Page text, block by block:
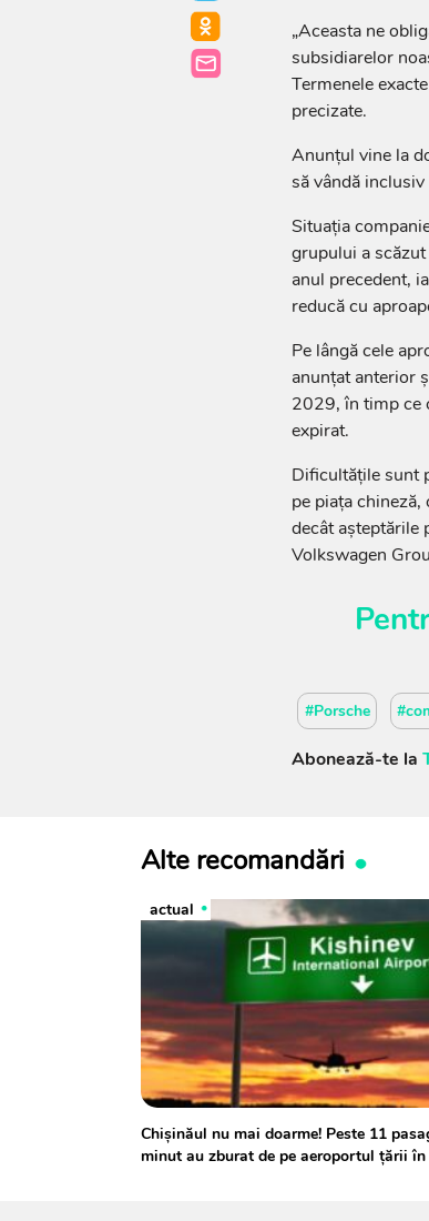
„Aceasta ne
subsidiarelor
Termenele
precizate.
Anunțul vine la
să vândă
Situația
grupului a
anul precedent,
reducă cu
Pe lângă cele
anunțat anterior
2029, în timp ce
expirat.
Dificultățile sunt
pe piața
decât așteptările
Volkswagen
#Porsche
Abonează-te la
Alte recomandări
actual
Chișinăul nu mai doarme! Peste 11
minut au zburat de pe aeroportul țării